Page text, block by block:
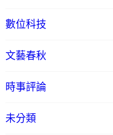
數位科技
文藝春秋
時事評論
未分類